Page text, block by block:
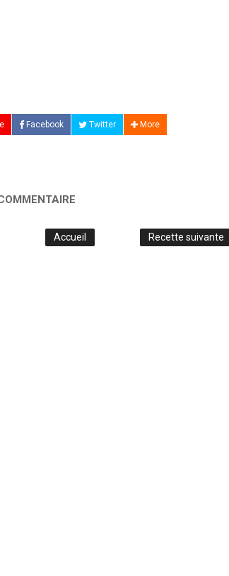
Facebook Twitter More
Recette suivante
Accueil